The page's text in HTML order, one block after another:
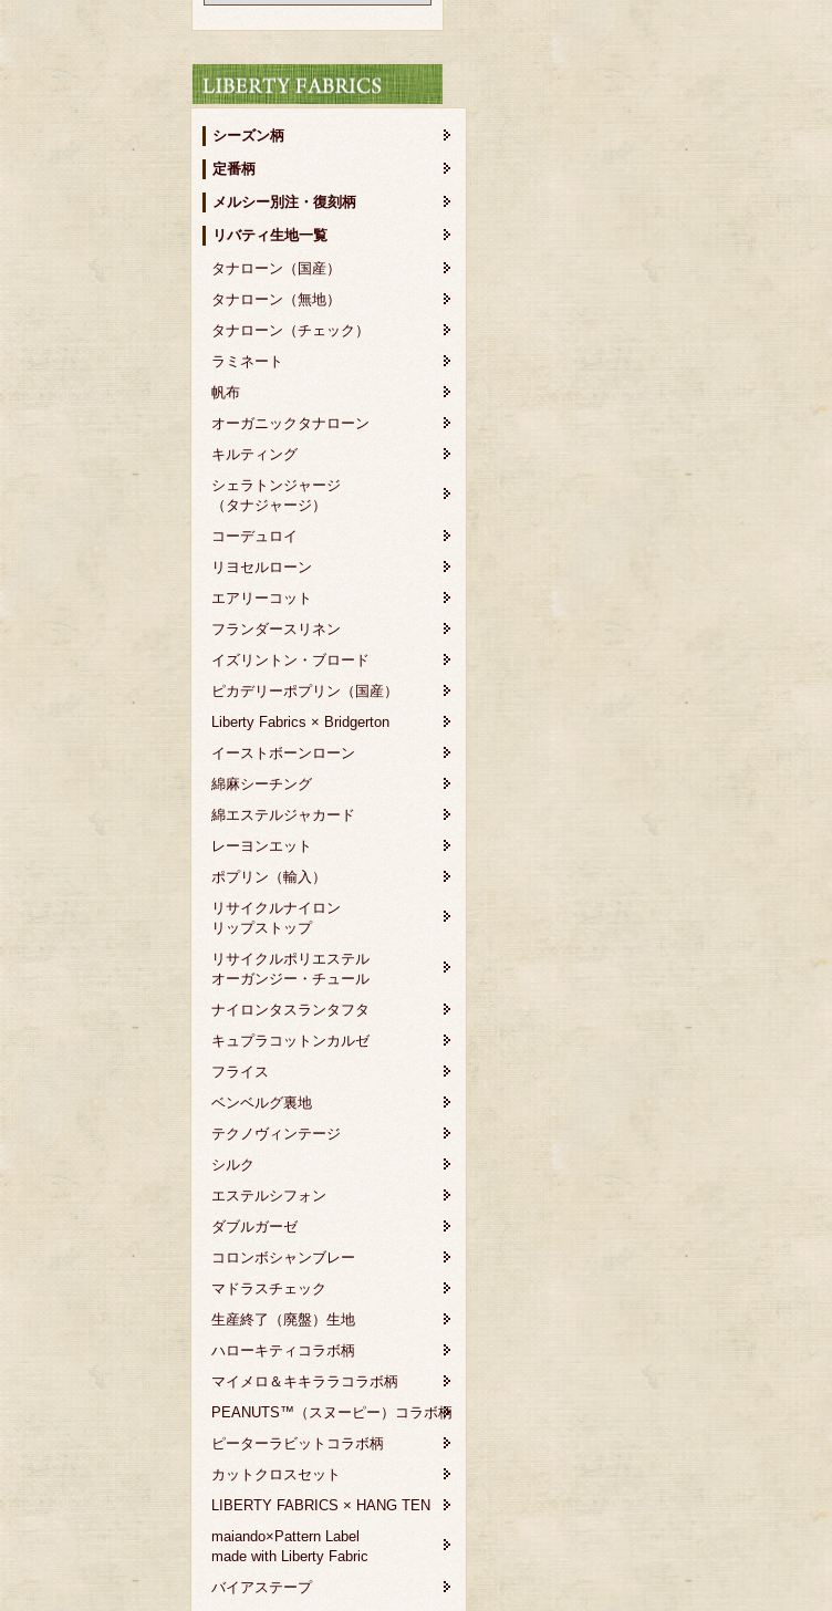
シーズン柄
定番柄
メルシー別注・復刻柄
リバティ生地一覧
タナローン（国産）
タナローン（無地）
タナローン（チェック）
ラミネート
帆布
オーガニックタナローン
キルティング
シェラトンジャージ
（タナジャージ）
コーデュロイ
リヨセルローン
エアリーコット
フランダースリネン
イズリントン・ブロード
ピカデリーポプリン（国産）
Liberty Fabrics × Bridgerton
イーストボーンローン
綿麻シーチング
綿エステルジャカード
レーヨンエット
ポプリン（輸入）
リサイクルナイロン
リップストップ
リサイクルポリエステル
オーガンジー・チュール
ナイロンタスランタフタ
キュプラコットンカルゼ
フライス
ベンベルグ裏地
テクノヴィンテージ
シルク
エステルシフォン
ダブルガーゼ
コロンボシャンブレー
マドラスチェック
生産終了（廃盤）生地
ハローキティコラボ柄
マイメロ＆キキララコラボ柄
PEANUTS™（スヌーピー）コラボ柄
ピーターラビットコラボ柄
カットクロスセット
LIBERTY FABRICS × HANG TEN
maiando×Pattern Label
made with Liberty Fabric
バイアステープ